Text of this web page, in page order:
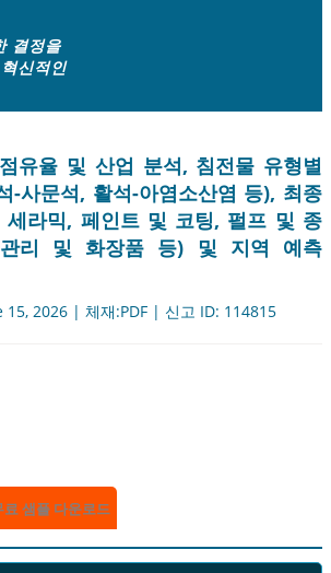
결정을
신적인
유율 및 산업 분석, 침전물 유형별
-사문석, 활석-아염소산염 등), 최종
세라믹, 페인트 및 코팅, 펄프 및 종
리 및 화장품 등) 및 지역 예측
15, 2026 | 체재:PDF | 신고 ID: 114815
료 샘플 다운로드